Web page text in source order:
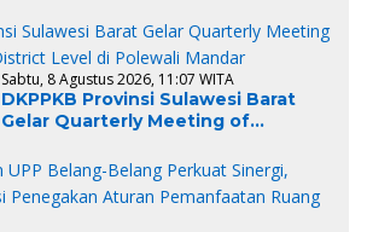
Penanggulangan TBC
Sabtu, 8 Agustus 2026, 11:07 WITA
DKPPKB Provinsi Sulawesi Barat
Gelar Quarterly Meeting of
Polewali Mandar